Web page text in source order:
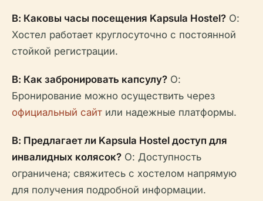
В: Каковы часы посещения Kapsula Hostel? О:
Хостел работает круглосуточно с постоянной
стойкой регистрации.
В: Как забронировать капсулу? О:
Бронирование можно осуществить через
официальный сайт или надежные платформы.
В: Предлагает ли Kapsula Hostel доступ для
инвалидных колясок? О: Доступность
ограничена; свяжитесь с хостелом напрямую
для получения подробной информации.